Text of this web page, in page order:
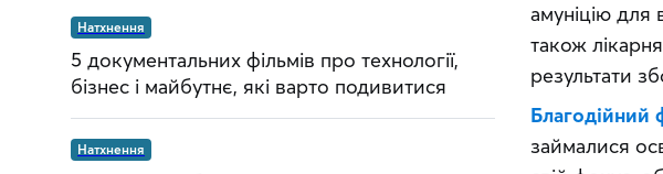
амуніцію для
також
результати
Благодійний
займалися
Натхнення
5 документальних фільмів про технології,
бізнес і майбутнє, які варто подивитися
Натхнення